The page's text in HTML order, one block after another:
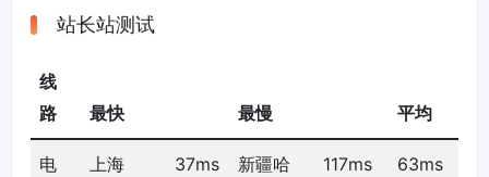
站长站测试
线
路
最快 最慢 平均
电
上海 37ms
新疆哈
117ms 63ms